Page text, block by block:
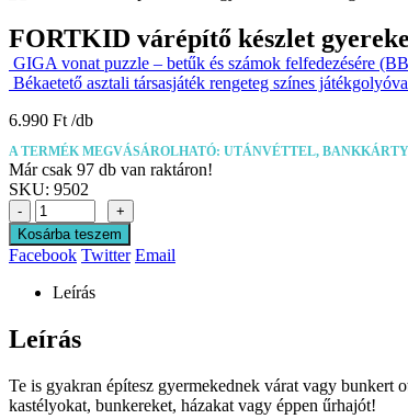
FORTKID várépítő készlet
GIGA vonat puzzle – betűk és számok felfedezésére
Békaetető asztali társasjáték rengeteg színes
6.990 Ft
A TERMÉK MEGVÁSÁROLHATÓ: UTÁNVÉTTEL,
Már csak 97 db van raktáron!
SKU: 9502
-
+
Kosárba teszem
Facebook Twitter Email
Leírás
Leírás
Te is gyakran építesz gyermekednek várat vagy bunkert
kastélyokat, bunkereket, házakat vagy éppen űrhajót!